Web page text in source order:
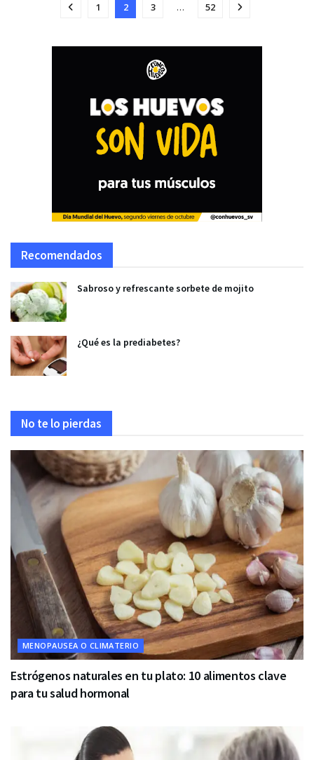
1 2 3 … 52
Recomendados
Sabroso y refrescante sorbete de mojito
¿Qué es la prediabetes?
No te lo pierdas
MENOPAUSEA O CLIMATERIO
Estrógenos naturales en tu plato: 10 alimentos clave
para tu salud hormonal